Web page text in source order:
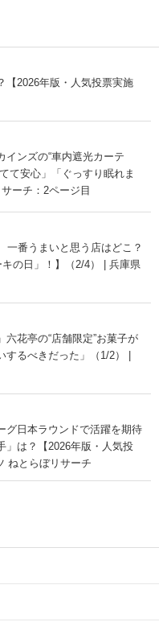
【2026年版・人気投票実施
ンズの“車内遮光カーテ
て安心」「ぐっすり眠れま
ーチ：2ページ目
番うまいと思う店はどこ？
キの日」！】（2/4） | 兵庫県
六花亭の“店舗限定”お菓子が
るべきだった」（1/2） |
グ日本ラウンドで活躍を期待
」は？【2026年版・人気投
ねとらぼリサーチ